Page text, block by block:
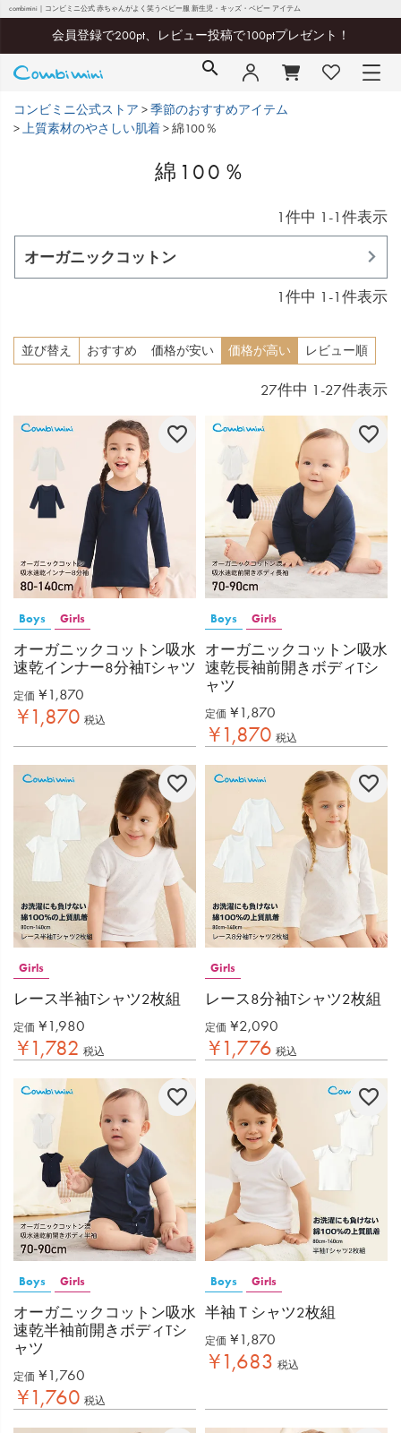
combimini｜コンビミニ公式 赤ちゃんがよく笑うベビー服 新生児・キッズ・ベビー アイテム
会員登録で200pt、レビュー投稿で100ptプレゼント！
コンビミニ公式ストア
季節のおすすめアイテム
上質素材のやさしい肌着
綿100％
綿100％
1 件中 1 -1 件表示
オーガニックコットン
1 件中 1 -1 件表示
並び替え おすすめ 価格が安い 価格が高い レビュー順
27件中 1 -27件表示
Boys Girls
オーガニックコットン吸水
速乾インナー8分袖Tシャツ
定価 ¥ 1,870
¥1,870 税込
Boys Girls
オーガニックコットン吸水
速乾長袖前開きボディTシ
ャツ
定価 ¥ 1,870
¥1,870 税込
Girls
レース半袖Tシャツ2枚組
定価 ¥ 1,980
¥1,782 税込
Girls
レース8分袖Tシャツ2枚組
定価 ¥2,090
¥1,776 税込
Boys Girls
オーガニックコットン吸水
速乾半袖前開きボディTシ
ャツ
定価 ¥ 1,760
¥1,760 税込
Boys Girls
半袖Ｔシャツ2枚組
定価 ¥ 1,870
¥1,683 税込